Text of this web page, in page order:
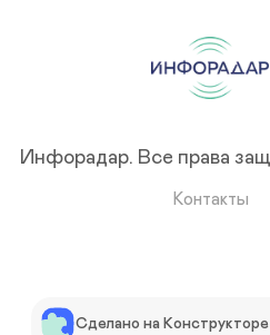
Инфорадар. Все права
Контакты
Сделано на Конструкторе